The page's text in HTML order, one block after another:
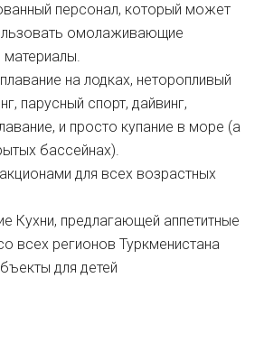
персонал, который может
омолаживающие
материалы.
на лодках, неторопливый
парусный спорт, дайвинг,
и просто купание в море (а
бассейнах).
для всех возрастных
Кухни, предлагающей аппетитные
всех регионов Туркменистана
для детей